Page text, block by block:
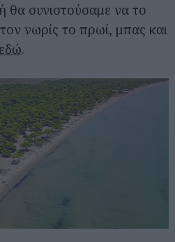
θα συνιστούσαμε να το
νωρίς το πρωί, μπας και
.